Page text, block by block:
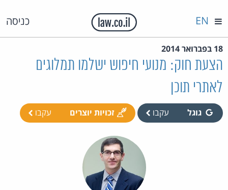
כניסה EN
18 בפברואר 2014
הצעת חוק: מנועי חיפוש ישלמו תמלוגים
לאתרי תוכן
גוגל עקבו זכויות יוצרים עקבו